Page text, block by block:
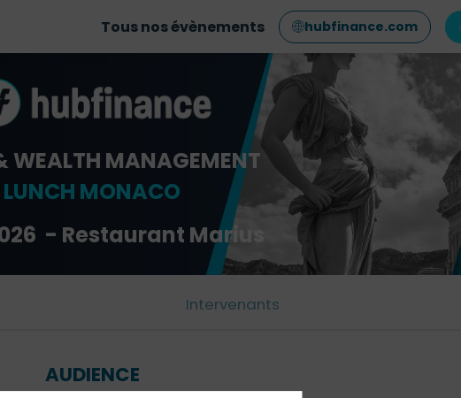
Tous nos évènements hubfinance.com
WEALTH MANAGEMENT
LUNCH MONACO
- Restaurant Marius
Intervenants
AUDIENCE